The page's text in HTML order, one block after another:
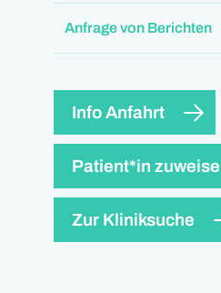
Anfrage von Berichten
Info Anfahrt
Patient*in
Zur Kliniksuche